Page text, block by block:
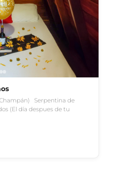
Serpentina de
(El día despues de tu